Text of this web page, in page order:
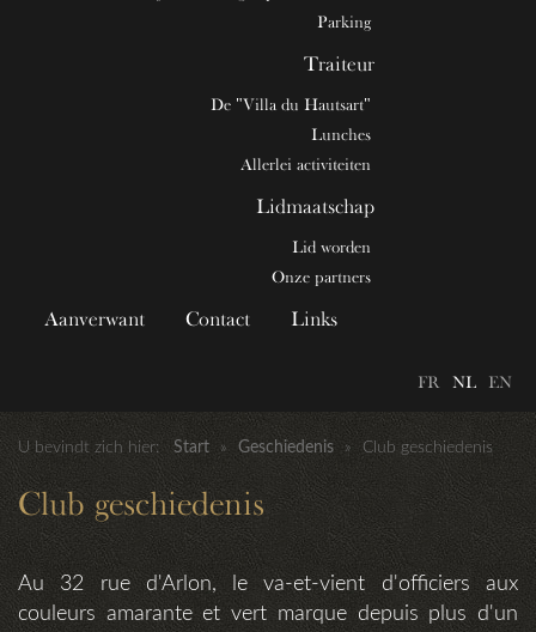
Parking
Traiteur
De "Villa du Hautsart"
Lunches
Allerlei activiteiten
Lidmaatschap
Lid worden
Onze partners
Aanverwant Contact Links
FR NL EN
U bevindt zich hier: Start » Geschiedenis » Club geschiedenis
Club geschiedenis
Au 32 rue d'Arlon, le va-et-vient d'officiers aux
couleurs amarante et vert marque depuis plus d'un